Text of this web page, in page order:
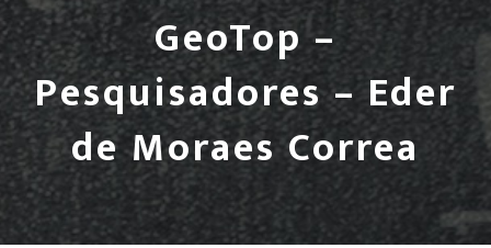
GeoTop –
Pesquisadores – Eder
de Moraes Correa